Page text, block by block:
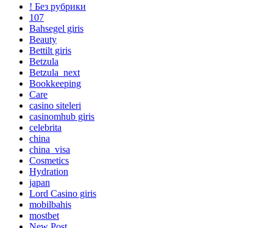
! Без рубрики
107
Bahsegel giris
Beauty
Bettilt giris
Betzula
Betzula_next
Bookkeeping
Care
casino siteleri
casinomhub giris
celebrita
china
china_visa
Cosmetics
Hydration
japan
Lord Сasino giris
mobilbahis
mostbet